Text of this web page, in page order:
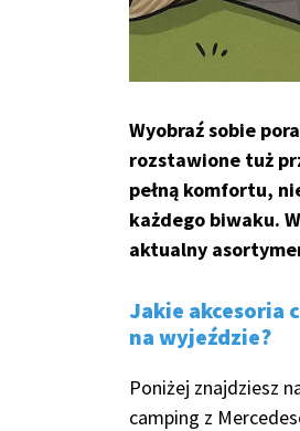
Wyobraź sobie
rozstawione tuż
pełną komfortu,
każdego biwaku.
aktualny
Jakie akcesoria
na wyjeździe?
Poniżej znajdziesz
camping z